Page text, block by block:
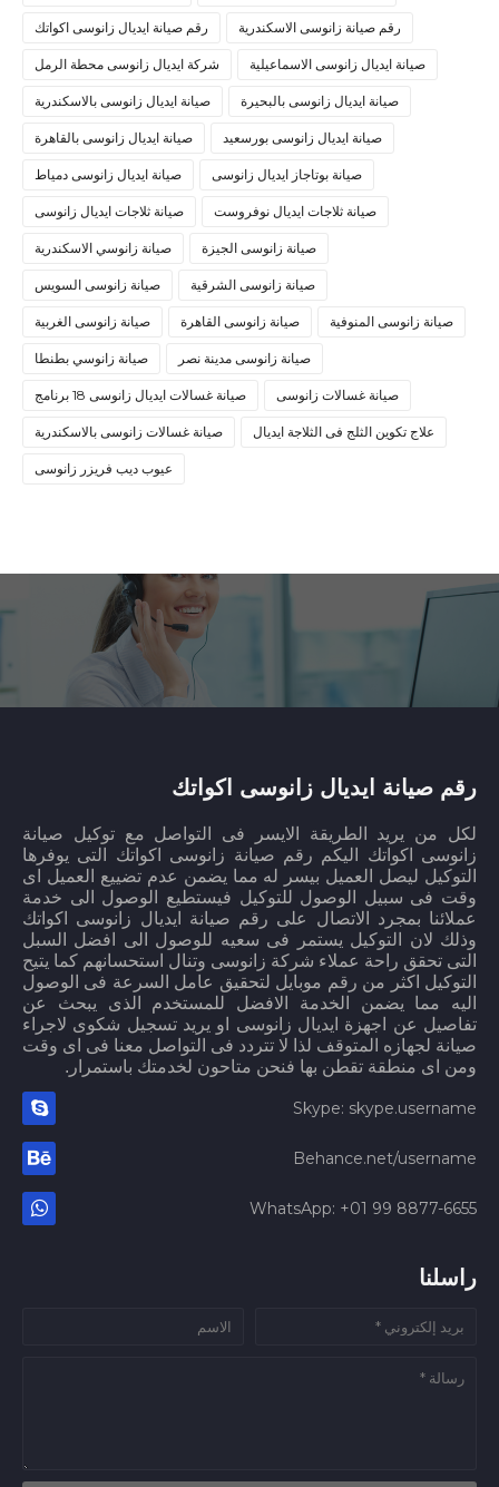
رقم صيانة ايديال زانوسى اكواتك رقم صيانة زانوسى الاسكندرية
شركة ايديال زانوسى محطة الرمل صيانة ايديال زانوسى الاسماعيلية
صيانة ايديال زانوسى بالاسكندرية صيانة ايديال زانوسى بالبحيرة
صيانة ايديال زانوسى بالقاهرة صيانة ايديال زانوسى بورسعيد
صيانة ايديال زانوسى دمياط صيانة بوتاجاز ايديال زانوسى
صيانة ثلاجات ايديال زانوسى صيانة ثلاجات ايديال نوفروست
صيانة زانوسي الاسكندرية صيانة زانوسى الجيزة
صيانة زانوسى السويس صيانة زانوسى الشرقية
صيانة زانوسى الغربية صيانة زانوسى القاهرة صيانة زانوسى المنوفية
صيانة زانوسي بطنطا صيانة زانوسى مدينة نصر
صيانة غسالات ايديال زانوسى 18 برنامج صيانة غسالات زانوسى
صيانة غسالات زانوسى بالاسكندرية علاج تكوين الثلج فى الثلاجة ايديال
عيوب ديب فريزر زانوسى
رقم صيانة ايديال زانوسى اكواتك
لكل من يريد الطريقة الايسر فى التواصل مع توكيل صيانة
زانوسى اكواتك اليكم رقم صيانة زانوسى اكواتك التى يوفرها
التوكيل ليصل العميل بيسر له مما يضمن عدم تضييع العميل اى
وقت فى سبيل الوصول للتوكيل فيستطيع الوصول الى خدمة
عملائنا بمجرد الاتصال على رقم صيانة ايديال زانوسى اكواتك
وذلك لان التوكيل يستمر فى سعيه للوصول الى افضل السبل
التى تحقق راحة عملاء شركة زانوسى وتنال استحسانهم كما يتيح
التوكيل اكثر من رقم موبايل لتحقيق عامل السرعة فى الوصول
اليه مما يضمن الخدمة الافضل للمستخدم الذى يبحث عن
تفاصيل عن اجهزة ايديال زانوسى او يريد تسجيل شكوى لاجراء
صيانة لجهازه المتوقف لذا لا تتردد فى التواصل معنا فى اى وقت
ومن اى منطقة تقطن بها فنحن متاحون لخدمتك باستمرار.
Skype: skype.username
Behance.net/username
WhatsApp: +01 99 8877-6655
راسلنا